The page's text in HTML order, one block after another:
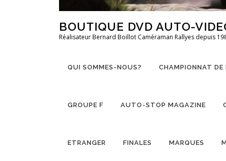
BOUTIQUE DVD AUTO-
Réalisateur Bernard Boillot Caméraman Rallyes depuis
QUI SOMMES-NOUS? CHAMPIONNAT DE
GROUPE F AUTO-STOP MAGAZINE
ETRANGER FINALES MARQUES